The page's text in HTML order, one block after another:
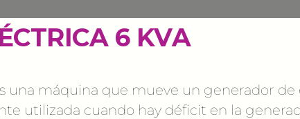
6 KVA
una máquina que mueve un generador
utilizada cuando hay déficit en la